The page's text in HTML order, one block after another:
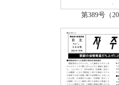
第389号（